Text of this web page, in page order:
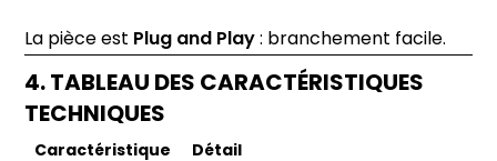
La pièce est Plug and Play: branchement facile.
4. TABLEAU DES CARACTÉRISTIQUES
TECHNIQUES
Caractéristique Détail